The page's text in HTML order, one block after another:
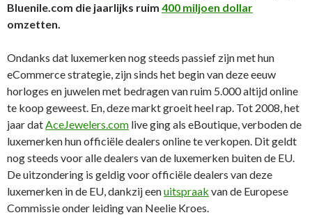
Bluenile.com die jaarlijks ruim 400 miljoen dollar
omzetten.
Ondanks dat luxemerken nog steeds passief zijn met hun
eCommerce strategie, zijn sinds het begin van deze eeuw
horloges en juwelen met bedragen van ruim 5.000 altijd online
te koop geweest. En, deze markt groeit heel rap. Tot 2008, het
jaar datAceJewelers.com live ging als eBoutique, verboden de
luxemerken hun officiële dealers online te verkopen. Dit geldt
nog steeds voor alle dealers van de luxemerken buiten de EU.
De uitzondering is geldig voor officiële dealers van deze
luxemerken in de EU, dankzij eenuitspraak van de Europese
Commissie onder leiding van Neelie Kroes.